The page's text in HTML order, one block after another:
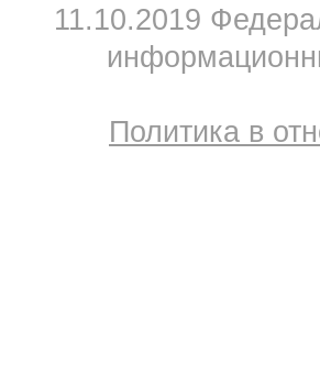
11.10.2019
Политика в